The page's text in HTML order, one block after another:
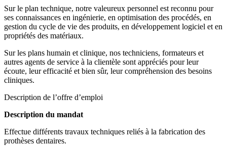
Sur le plan technique, notre valeureux personnel est reconnu pour
ses connaissances en ingénierie, en optimisation des procédés, en
gestion du cycle de vie des produits, en développement logiciel et en
propriétés des matériaux.
Sur les plans humain et clinique, nos techniciens, formateurs et
autres agents de service à la clientèle sont appréciés pour leur
écoute, leur efficacité et bien sûr, leur compréhension des besoins
cliniques.
Description de l’offre d’emploi
Description du mandat
Effectue différents travaux techniques reliés à la fabrication des
prothèses dentaires.